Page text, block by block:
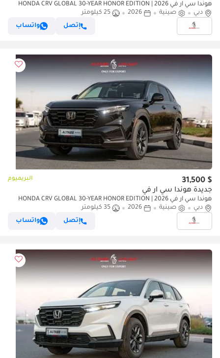
هوندا سي آر في 2026 | HONDA CRV GLOBAL 30-YEAR HONOR EDITION
240TURBO 2WD FRONTIER 7 seats[ EXPORT ONLY ]
دبي صينية 2026
25 كيلومتر
إتصل
واتساب
$ 31,500 البريميوم
جديدة هوندا سي آر في
هوندا سي آر في 2026 | HONDA CRV GLOBAL 30-YEAR HONOR EDITION
240TURBO 2WD FRONTIER [ EXPORT ONLY ]
دبي صينية 2026
35 كيلومتر
إتصل
واتساب